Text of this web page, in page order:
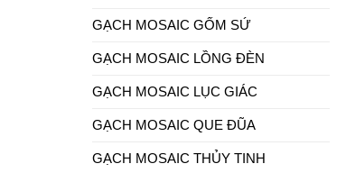
GẠCH MOSAIC GỐM SỨ
GẠCH MOSAIC LỒNG ĐÈN
GẠCH MOSAIC LỤC GIÁC
GẠCH MOSAIC QUE ĐŨA
GẠCH MOSAIC THỦY TINH